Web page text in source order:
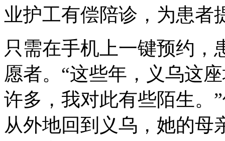
业护工有偿陪诊，为患者
只需在手机上一键预约，
愿者。“这些年，义乌这
许多，我对此有些陌生。
从外地回到义乌，她的母